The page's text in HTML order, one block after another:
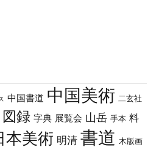
中国書道 中国美術 二玄社
図録 字典 展覧会 山岳 手本 料
本美術 明清 書道 木版画